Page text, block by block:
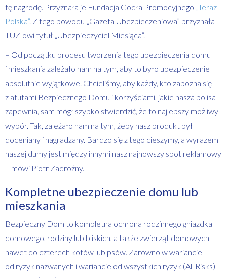
tę nagrodę. Przyznała je Fundacja Godła Promocyjnego „Teraz
Polska”. Z tego powodu „Gazeta Ubezpieczeniowa” przyznała
TUZ-owi tytuł „Ubezpieczyciel Miesiąca”.
– Od początku procesu tworzenia tego ubezpieczenia domu
i mieszkania zależało nam na tym, aby to było ubezpieczenie
absolutnie wyjątkowe. Chcieliśmy, aby każdy, kto zapozna się
z atutami Bezpiecznego Domu i korzyściami, jakie nasza polisa
zapewnia, sam mógł szybko stwierdzić, że to najlepszy możliwy
wybór. Tak, zależało nam na tym, żeby nasz produkt był
doceniany i nagradzany. Bardzo się z tego cieszymy, a wyrazem
naszej dumy jest między innymi nasz najnowszy spot reklamowy
– mówi Piotr Zadrożny.
Kompletne ubezpieczenie domu lub
mieszkania
Bezpieczny Dom to kompletna ochrona rodzinnego gniazdka
domowego, rodziny lub bliskich, a także zwierząt domowych –
nawet do czterech kotów lub psów. Zarówno w wariancie
od ryzyk nazwanych i wariancie od wszystkich ryzyk (All Risks)